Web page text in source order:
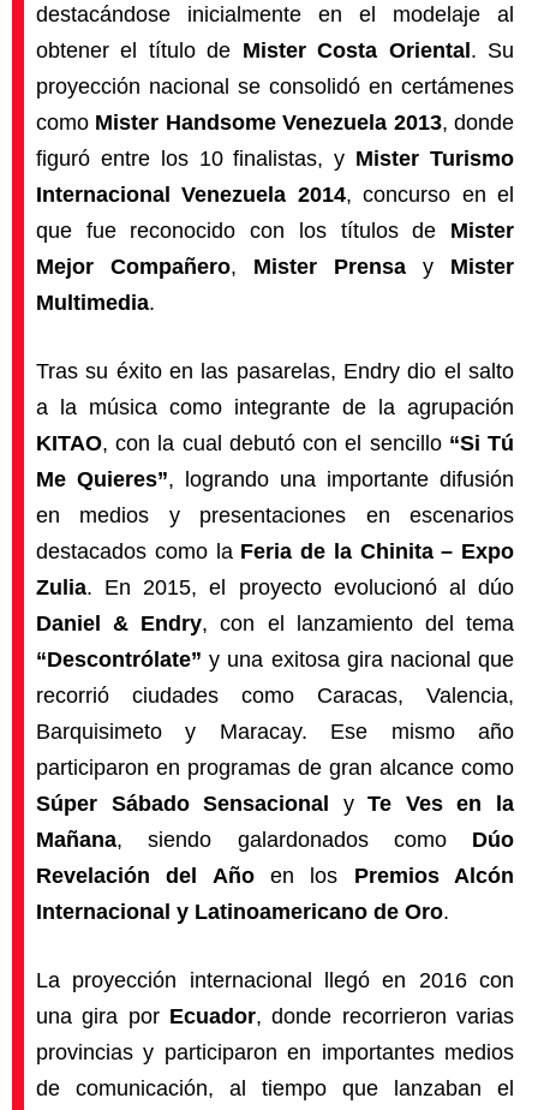
destacándose inicialmente en el modelaje al
obtener el título de Mister Costa Oriental . Su
proyección nacional se consolidó en certámenes
como Mister Handsome Venezuela 2013, donde
figuró entre los 10 finalistas, y Mister Turismo
Internacional Venezuela 2014, concurso en el
que fue reconocido con los títulos de Mister
Mejor Compañero, Mister Prensa y Mister
Multimedia.
Tras su éxito en las pasarelas, Endry dio el salto
a la música como integrante de la agrupación
KITAO, con la cual debutó con el sencillo “Si Tú
Me Quieres”, logrando una importante difusión
en medios y presentaciones en escenarios
destacados como la Feria de la Chinita – Expo
Zulia. En 2015, el proyecto evolucionó al dúo
Daniel & Endry, con el lanzamiento del tema
“Descontrólate” y una exitosa gira nacional que
recorrió ciudades como Caracas, Valencia,
Barquisimeto y Maracay. Ese mismo año
participaron en programas de gran alcance como
Súper Sábado Sensacional
yTe Ves en la
Mañana, siendo galardonados como Dúo
Revelación del Añoen los Premios Alcón
Internacional y Latinoamericano de Oro.
La proyección internacional llegó en 2016 con
una gira por Ecuador, donde recorrieron varias
provincias y participaron en importantes medios
de comunicación, al tiempo que lanzaban el